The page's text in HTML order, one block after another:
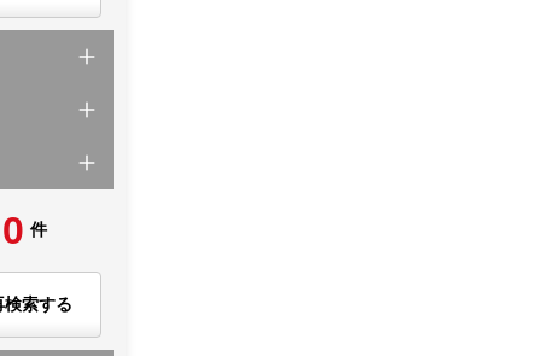
0 件
検索する